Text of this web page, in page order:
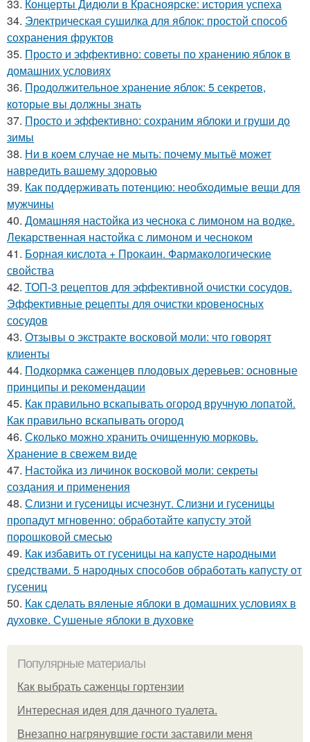
33. Концерты Дидюли в Красноярске: история успеха
34. Электрическая сушилка для яблок: простой способ
сохранения фруктов
35. Просто и эффективно: советы по хранению яблок в
домашних условиях
36. Продолжительное хранение яблок: 5 секретов,
которые вы должны знать
37. Просто и эффективно: сохраним яблоки и груши до
зимы
38. Ни в коем случае не мыть: почему мытьё может
навредить вашему здоровью
39. Как поддерживать потенцию: необходимые вещи для
мужчины
40. Домашняя настойка из чеснока с лимоном на водке.
Лекарственная настойка с лимоном и чесноком
41. Борная кислота + Прокаин. Фармакологические
свойства
42. ТОП-3 рецептов для эффективной очистки сосудов.
Эффективные рецепты для очистки кровеносных
сосудов
43. Отзывы о экстракте восковой моли: что говорят
клиенты
44. Подкормка саженцев плодовых деревьев: основные
принципы и рекомендации
45. Как правильно вскапывать огород вручную лопатой.
Как правильно вскапывать огород
46. Сколько можно хранить очищенную морковь.
Хранение в свежем виде
47. Настойка из личинок восковой моли: секреты
создания и применения
48. Слизни и гусеницы исчезнут. Слизни и гусеницы
пропадут мгновенно: обработайте капусту этой
порошковой смесью
49. Как избавить от гусеницы на капусте народными
средствами. 5 народных способов обработать капусту от
гусениц
50. Как сделать вяленые яблоки в домашних условиях в
духовке. Сушеные яблоки в духовке
Популярные материалы
Как выбрать саженцы гортензии
Интересная идея для дачного туалета.
Внезапно нагрянувшие гости заставили меня